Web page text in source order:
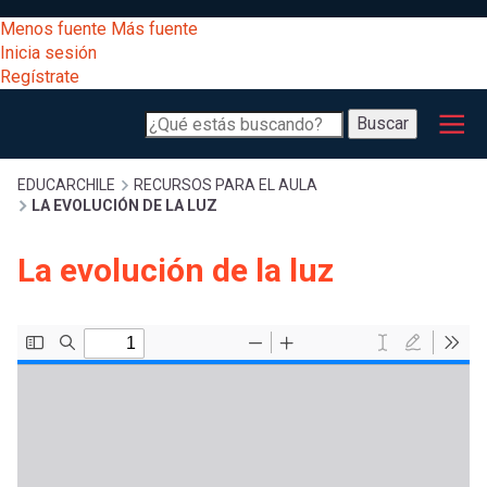
al
contenido
principal
[Educarchile
Escritorio]
Menú
a
Menos fuente Más fuente
Inicia sesión
Regístrate
Buscar
Buscar
Menú
principal
Desarrollo
Expand
Gestión
Expand
Comunidad
Exploración
Sobrescribir
enlaces
de
EDUCARCHILE
RECURSOS PARA EL AULA
LA EVOLUCIÓN DE LA LUZ
La evolución de la luz
Inicia sesión.